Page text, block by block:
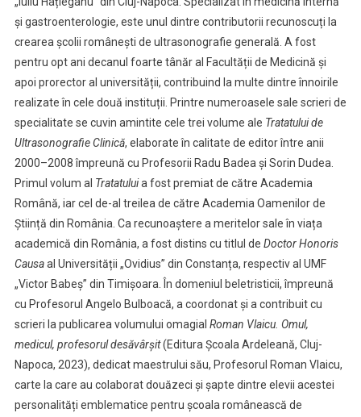
și gastroenterologie, este unul dintre contributorii recunoscuți la
crearea școlii românești de ultrasonografie generală. A fost
pentru opt ani decanul foarte tânăr al Facultății de Medicină și
apoi prorector al universității, contribuind la multe dintre înnoirile
realizate în cele două instituții. Printre numeroasele sale scrieri de
specialitate se cuvin amintite cele trei volume ale Tratatului de
UltrasonografieClinică, elaborate în calitate de editor între anii
2000–2008 împreună cu Profesorii Radu Badea și Sorin Dudea.
Primul volum al Tratatuluia fost premiat de către Academia
Română, iar cel de-al treilea de către Academia Oamenilor de
Știință din România. Ca recunoaștere a meritelor sale în viața
academică din România, a fost distins cu titlul de Doctor Honoris
Causaal Universității „Ovidius” din Constanța, respectiv al UMF
„Victor Babeș” din Timișoara. În domeniul beletristicii, împreună
cu Profesorul Angelo Bulboacă, a coordonat și a contribuit cu
scrieri la publicarea volumului omagial Roman Vlaicu. Omul,
medicul, profesorul desăvârșit(Editura Școala Ardeleană, Cluj-
Napoca, 2023), dedicat maestrului său, Profesorul Roman Vlaicu,
carte la care au colaborat douăzeci și șapte dintre elevii acestei
personalități emblematice pentru școala românească de